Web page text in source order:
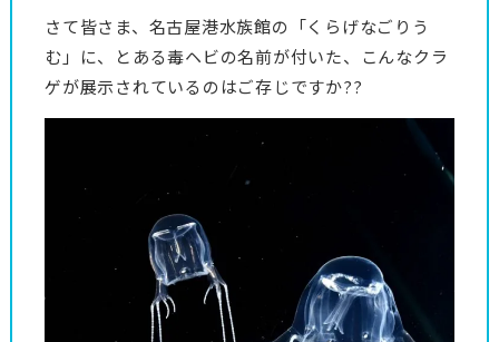
さて皆さま、名古屋港水族館の「くらげなごりう
む」に、とある毒ヘビの名前が付いた、こんなクラ
ゲが展示されているのはご存じですか??